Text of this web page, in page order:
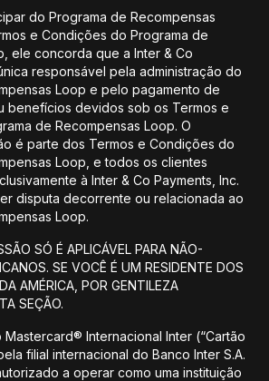
do Programa de Recompensas
e Condições do Programa de
ele concorda que a Inter & Co
responsável pela administração do
Loop e pelo pagamento de
benefícios devidos sob os Termos e
de Recompensas Loop. O
é parte dos Termos e Condições do
Loop, e todos os clientes
à Inter & Co Payments, Inc.
disputa decorrente ou relacionada ao
Loop.
SÓ É APLICÁVEL PARA NÃO-
SE VOCÊ É UM RESIDENTE DOS
AMÉRICA, POR GENTILEZA
SEÇÃO.
Internacional Inter (“Cartão
filial internacional do Banco Inter S.A.
a operar como uma instituição